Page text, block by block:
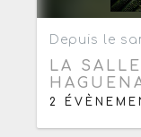
Depuis le
LA
2